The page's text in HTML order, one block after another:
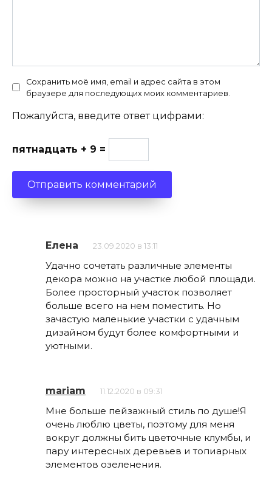
Сохранить моё имя, email и адрес сайта в этом
браузере для последующих моих комментариев.
Пожалуйста, введите ответ цифрами:
пятнадцать + 9 =
Елена 23.09.2020 в 13:11
Удачно сочетать различные элементы
декора можно на участке любой площади.
Более просторный участок позволяет
больше всего на нем поместить. Но
зачастую маленькие участки с удачным
дизайном будут более комфортными и
уютными.
mariam 11.12.2020 в 09:31
Мне больше пейзажный стиль по душе!Я
очень люблю цветы, поэтому для меня
вокруг должны бить цветочные клумбы, и
пару интересных деревьев и топиарных
элементов озеленения.